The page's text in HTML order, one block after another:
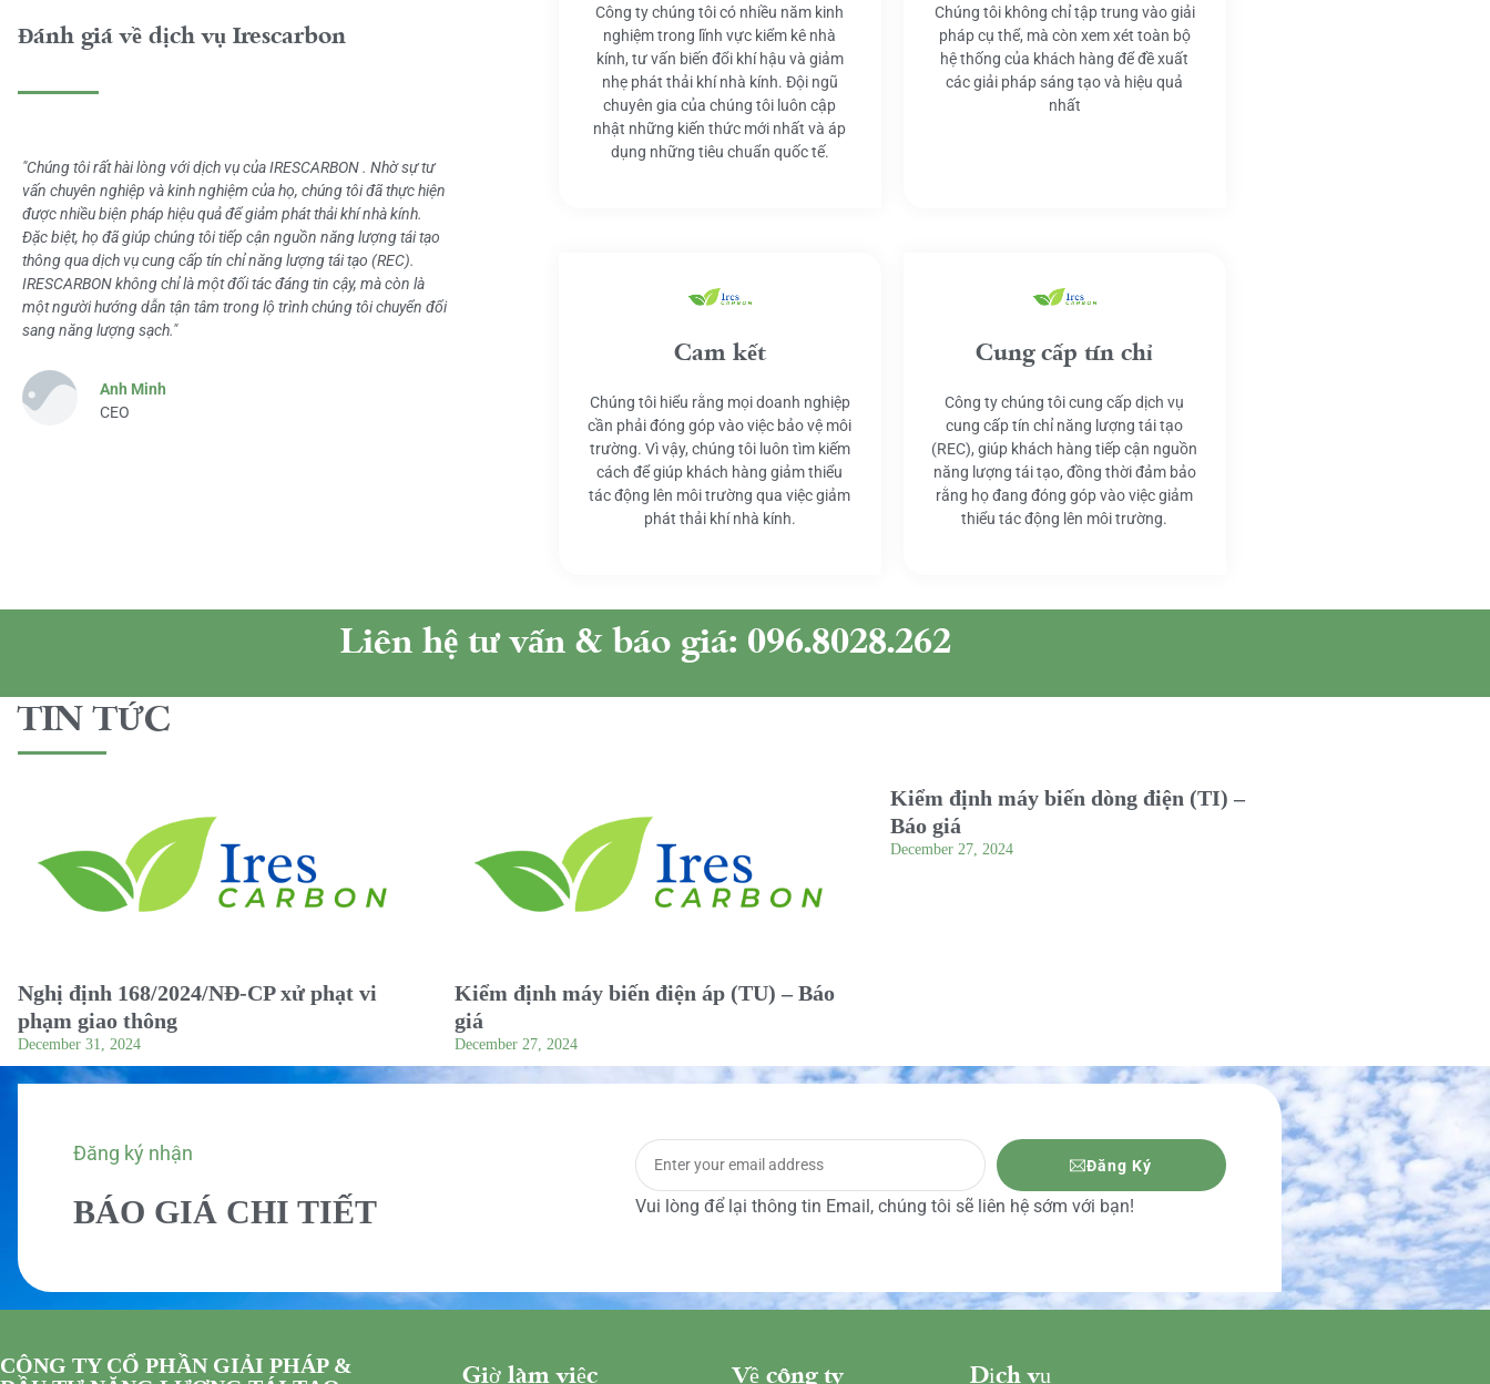
Đánh giá về dịch vụ Irescarbon
"Chúng tôi rất hài lòng với dịch vụ của IRESCARBON . Nhờ sự tư
vấn chuyên nghiệp và kinh nghiệm của họ, chúng tôi đã thực hiện
được nhiều biện pháp hiệu quả để giảm phát thải khí nhà kính.
Đặc biệt, họ đã giúp chúng tôi tiếp cận nguồn năng lượng tái tạo
thông qua dịch vụ cung cấp tín chỉ năng lượng tái tạo (REC).
IRESCARBON không chỉ là một đối tác đáng tin cậy, mà còn là
một người hướng dẫn tận tâm trong lộ trình chúng tôi chuyển đổi
sang năng lượng sạch."
Anh Minh
CEO
Công ty chúng tôi có nhiều năm kinh
nghiệm trong lĩnh vực kiểm kê nhà
kính, tư vấn biến đổi khí hậu và giảm
nhẹ phát thải khí nhà kính. Đội ngũ
chuyên gia của chúng tôi luôn cập
nhật những kiến thức mới nhất và áp
dụng những tiêu chuẩn quốc tế.
Chúng tôi không chỉ tập trung vào giải
pháp cụ thể, mà còn xem xét toàn bộ
hệ thống của khách hàng để đề xuất
các giải pháp sáng tạo và hiệu quả
nhất
Cam kết
Chúng tôi hiểu rằng mọi doanh nghiệp
cần phải đóng góp vào việc bảo vệ môi
trường. Vì vậy, chúng tôi luôn tìm kiếm
cách để giúp khách hàng giảm thiểu
tác động lên môi trường qua việc giảm
phát thải khí nhà kính.
Cung cấp tín chỉ
Công ty chúng tôi cung cấp dịch vụ
cung cấp tín chỉ năng lượng tái tạo
(REC), giúp khách hàng tiếp cận nguồn
năng lượng tái tạo, đồng thời đảm bảo
rằng họ đang đóng góp vào việc giảm
thiểu tác động lên môi trường.
Liên hệ tư vấn & báo giá: 096.8028.262
TIN TỨC
Nghị định 168/2024/NĐ-CP xử phạt vi
phạm giao thông
December 31, 2024
Kiểm định máy biến điện áp (TU) – Báo
giá
December 27, 2024
Kiểm định máy biến dòng điện (TI) –
Báo giá
December 27, 2024
Đăng ký nhận
BÁO GIÁ CHI TIẾT
Đăng Ký
Vui lòng để lại thông tin Email, chúng tôi sẽ liên hệ sớm với bạn!
CÔNG TY CỔ PHẦN GIẢI PHÁP &
Giờ làm việc Về công ty Dịch vụ